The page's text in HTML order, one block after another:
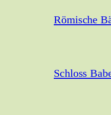
Römische
Schloss